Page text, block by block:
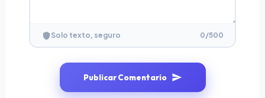
Solo texto, seguro 0/500
Publicar Comentario